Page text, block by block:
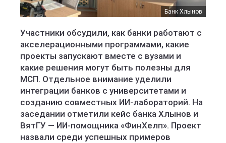
Банк Хлынов
Участники обсудили, как банки работают с
акселерационными программами, какие
проекты запускают вместе с вузами и
какие решения могут быть полезны для
МСП. Отдельное внимание уделили
интеграции банков с университетами и
созданию совместных ИИ-лабораторий. На
заседании отметили кейс банка Хлынов и
ВятГУ — ИИ-помощника «ФинХелп». Проект
назвали среди успешных примеров